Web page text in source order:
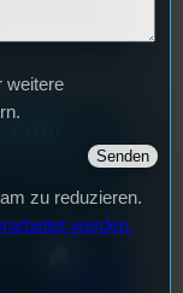
weitere
zu reduzieren.
werden.